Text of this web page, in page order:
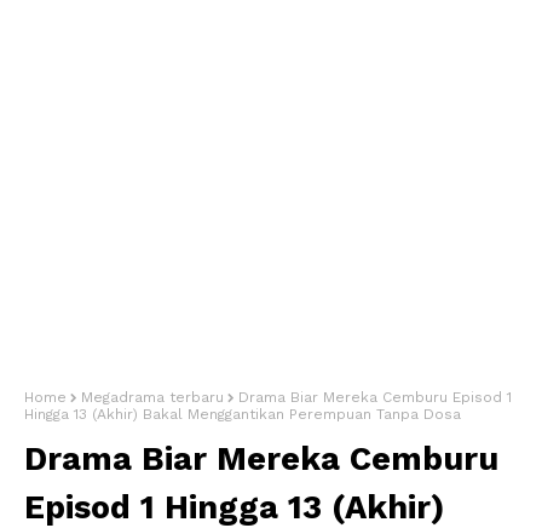
Home Megadrama terbaru
Drama Biar Mereka Cemburu Episod 1
Hingga 13 (Akhir) Bakal Menggantikan Perempuan Tanpa Dosa
Drama Biar Mereka Cemburu
Episod 1 Hingga 13 (Akhir)